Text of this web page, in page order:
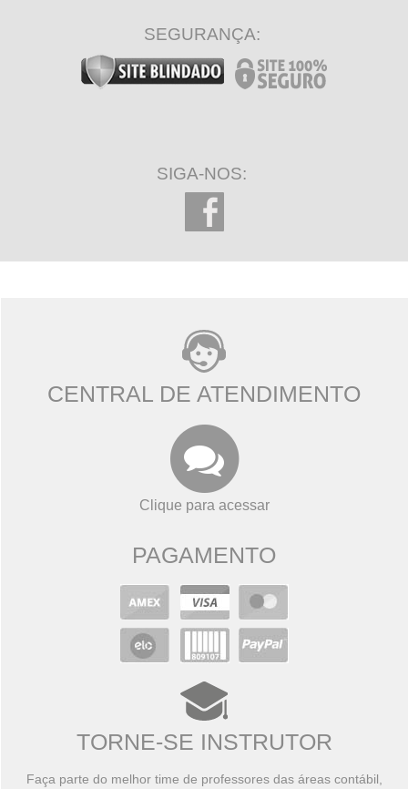
SEGURANÇA:
SIGA-NOS:
CENTRAL DE ATENDIMENTO
Clique para acessar
PAGAMENTO
TORNE-SE INSTRUTOR
Faça parte do melhor time de professores das áreas contábil,